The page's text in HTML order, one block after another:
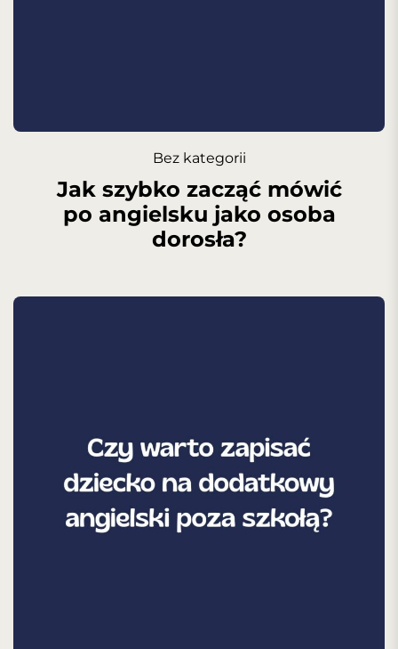
Bez kategorii
Jak szybko zacząć mówić
po angielsku jako osoba
dorosła?